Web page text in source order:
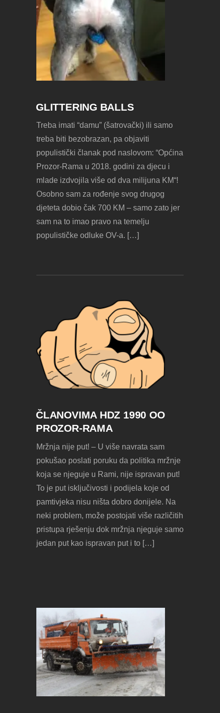
GLITTERING BALLS
Treba imati “damu” (šatrovački) ili samo
treba biti bezobrazan, pa objaviti
populistički članak pod naslovom: “Općina
Prozor-Rama u 2018. godini za djecu i
mlade izdvojila više od dva milijuna KM“!
Osobno sam za rođenje svog drugog
djeteta dobio čak 700 KM – samo zato jer
sam na to imao pravo na temelju
populističke odluke OV-a. […]
ČLANOVIMA HDZ 1990 OO
PROZOR-RAMA
Mržnja nije put! – U više navrata sam
pokušao poslati poruku da politika mržnje
koja se njeguje u Rami, nije ispravan put!
To je put isključivosti i podijela koje od
pamtivjeka nisu ništa dobro donijele. Na
neki problem, može postojati više različitih
pristupa rješenju dok mržnja njeguje samo
jedan put kao ispravan put i to […]